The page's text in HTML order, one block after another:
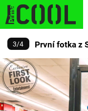
Trendy: STARHOUSE
ESCAPE PLNEJ
3/4 První fotka z